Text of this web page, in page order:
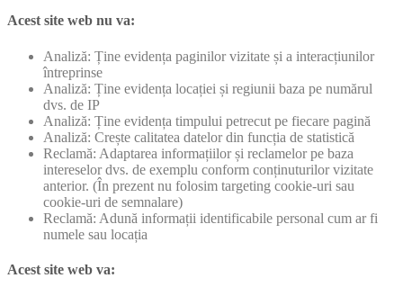
Acest site web nu va:
Analiză: Ține evidența paginilor vizitate și a interacțiunilor
întreprinse
Analiză: Ține evidența locației și regiunii baza pe numărul
dvs. de IP
Analiză: Ține evidența timpului petrecut pe fiecare pagină
Analiză: Crește calitatea datelor din funcția de statistică
Reclamă: Adaptarea informațiilor și reclamelor pe baza
intereselor dvs. de exemplu conform conținuturilor vizitate
anterior. (În prezent nu folosim targeting cookie-uri sau
cookie-uri de semnalare)
Reclamă: Adună informații identificabile personal cum ar fi
numele sau locația
Acest site web va: